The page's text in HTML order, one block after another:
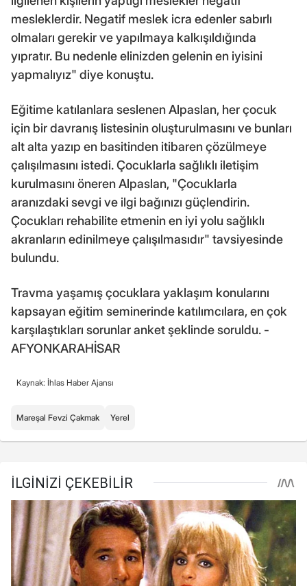
mesleklerdir. Negatif meslek icra edenler sabırlı
olmaları gerekir ve yapılmaya kalkışıldığında
yıpratır. Bu nedenle elinizden gelenin en iyisini
yapmalıyız" diye konuştu.
Eğitime katılanlara seslenen Alpaslan, her çocuk
için bir davranış listesinin oluşturulmasını ve bunları
alt alta yazıp en basitinden itibaren çözülmeye
çalışılmasını istedi. Çocuklarla sağlıklı iletişim
kurulmasını öneren Alpaslan, "Çocuklarla
aranızdaki sevgi ve ilgi bağınızı güçlendirin.
Çocukları rehabilite etmenin en iyi yolu sağlıklı
akranların edinilmeye çalışılmasıdır" tavsiyesinde
bulundu.
Travma yaşamış çocuklara yaklaşım konularını
kapsayan eğitim seminerinde katılımcılara, en çok
karşılaştıkları sorunlar anket şeklinde soruldu. -
AFYONKARAHİSAR
Kaynak: İhlas Haber Ajansı
Mareşal Fevzi Çakmak Yerel